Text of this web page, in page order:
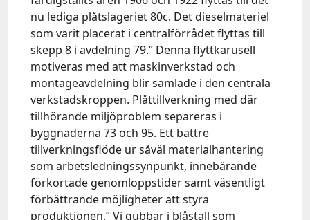
nu lediga plåtslageriet 80c. Det dieselmateriel
som varit placerat i centralförrådet flyttas till
skepp 8 i avdelning 79.” Denna flyttkarusell
motiveras med att maskinverkstad och
montageavdelning blir samlade i den centrala
verkstadskroppen. Plåttillverkning med där
tillhörande miljöproblem separeras i
byggnaderna 73 och 95. Ett bättre
tillverkningsflöde ur såväl materialhantering
som arbetsledningssynpunkt, innebärande
förkortade genomloppstider samt väsentligt
förbättrande möjligheter att styra
produktionen.” Vi gubbar i blåställ som